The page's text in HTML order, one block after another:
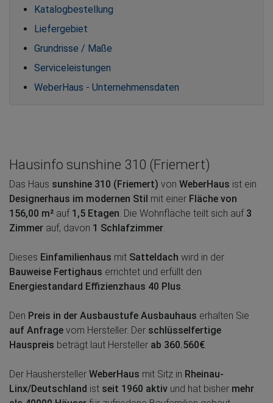
Katalogbestellung
Liefergebiet
Grundrisse / Maße
Serviceleistungen
WeberHaus - Unternehmensdaten
Hausinfo sunshine 310 (Friemert)
Das Haus sunshine 310 (Friemert) von WeberHaus ist ein
Designerhaus im modernen Stil mit einer Fläche von
156,00 m² auf 1,5 Etagen . Die Wohnfläche teilt sich auf 3
Zimmer auf, davon 1 Schlafzimmer
Dieses Einfamilienhaus mit Satteldach wird in der
Bauweise Fertighaus errichtet und erfüllt den
Energiestandard Effizienzhaus 40 Plus
Den Preis in der Ausbaustufe Ausbauhaus erhalten Sie
auf Anfrage vom Hersteller. Der schlüsselfertige
Hauspreis beträgt laut Hersteller ab 360.560€
Der Haushersteller WeberHaus mit Sitz in Rheinau-
Linx/Deutschland ist seit 1960 aktiv und hat bisher mehr